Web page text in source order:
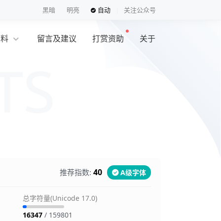
黑暗 明亮 自动 关注公众号
留言及建议 打赏资助 关于
推荐指数: 40 A级字体
总字符量(Unicode 17.0)
16347 / 159801